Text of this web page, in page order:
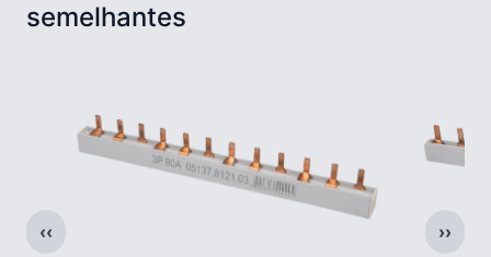
semelhantes
‹‹ ››